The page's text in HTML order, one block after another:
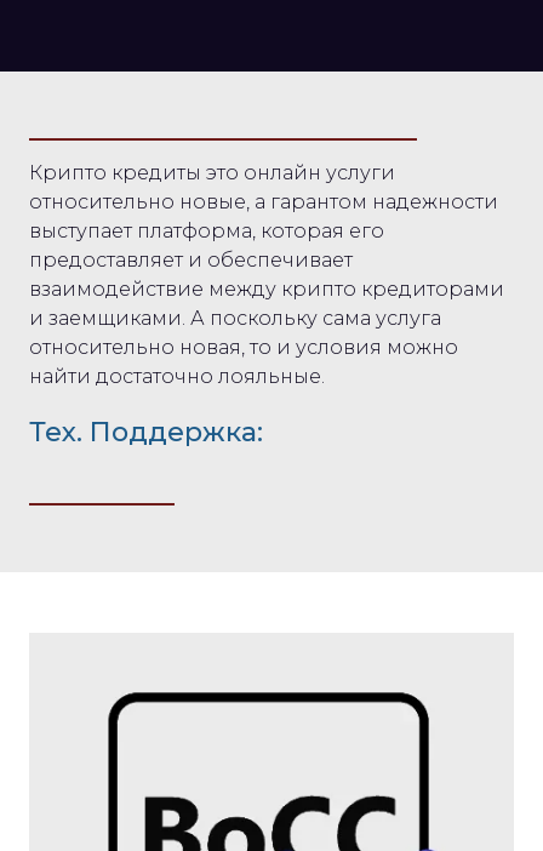
Крипто кредиты это онлайн услуги
относительно новые, а гарантом надежности
выступает платформа, которая его
предоставляет и обеспечивает
взаимодействие между крипто кредиторами
и заемщиками. А поскольку сама услуга
относительно новая, то и условия можно
найти достаточно лояльные.
Тех. Поддержка: